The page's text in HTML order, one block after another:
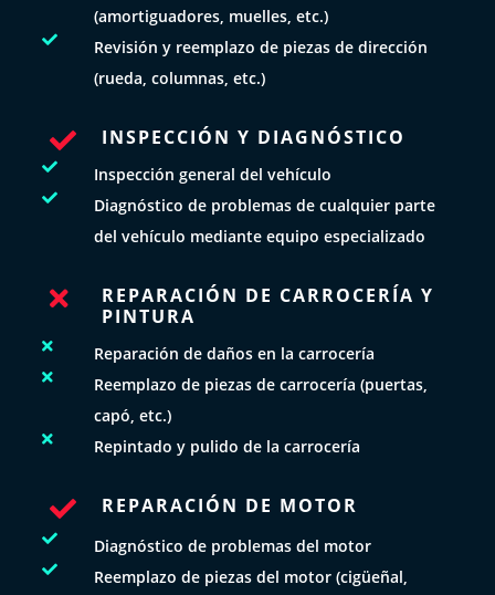
(amortiguadores, muelles, etc.)

Revisión y reemplazo de piezas de dirección
(rueda, columnas, etc.)
 INSPECCIÓN Y DIAGNÓSTICO
 Inspección general del vehículo

Diagnóstico de problemas de cualquier parte
del vehículo mediante equipo especializado

REPARACIÓN DE CARROCERÍA Y
PINTURA
 Reparación de daños en la carrocería

Reemplazo de piezas de carrocería (puertas,
capó, etc.)
 Repintado y pulido de la carrocería
 REPARACIÓN DE MOTOR
 Diagnóstico de problemas del motor

Reemplazo de piezas del motor (cigüeñal,